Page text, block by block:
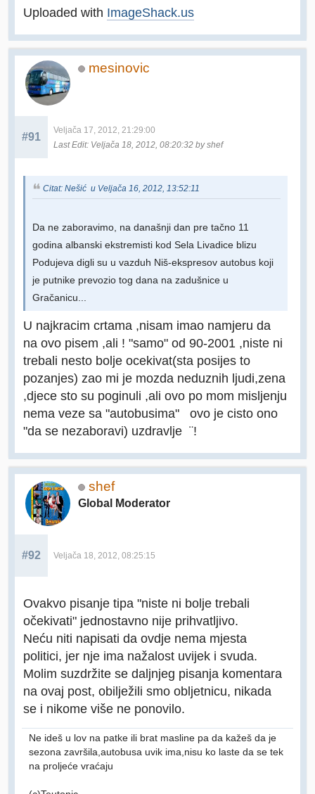
Uploaded with ImageShack.us
mesinovic
#91
Veljača 17, 2012, 21:29:00
Last Edit: Veljača 18, 2012, 08:20:32 by shef
Citat: Nešić u Veljača 16, 2012, 13:52:11
Da ne zaboravimo, na današnji dan pre tačno 11
godina albanski ekstremisti kod Sela Livadice blizu
Podujeva digli su u vazduh Niš-ekspresov autobus koji
je putnike prevozio tog dana na zadušnice u
Gračanicu...
U najkracim crtama ,nisam imao namjeru da
na ovo pisem ,ali ! "samo" od 90-2001 ,niste ni
trebali nesto bolje ocekivat(sta posijes to
pozanjes) zao mi je mozda neduznih ljudi,zena
,djece sto su poginuli ,ali ovo po mom misljenju
nema veze sa "autobusima" ovo je cisto ono
"da se nezaboravi) uzdravlje ¨!
shef
Global Moderator
#92 Veljača 18, 2012, 08:25:15
Ovakvo pisanje tipa "niste ni bolje trebali
očekivati" jednostavno nije prihvatljivo.
Neću niti napisati da ovdje nema mjesta
politici, jer nje ima nažalost uvijek i svuda.
Molim suzdržite se daljnjeg pisanja komentara
na ovaj post, obilježili smo obljetnicu, nikada
se i nikome više ne ponovilo.
Ne ideš u lov na patke ili brat masline pa da kažeš da je
sezona završila,autobusa uvik ima,nisu ko laste da se tek
na proljeće vraćaju